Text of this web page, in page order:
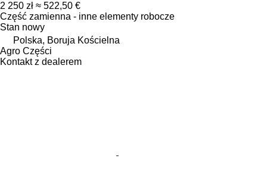
2 250 zł ≈ 522,50 €
Część zamienna - inne elementy robocze
Stan nowy
Polska, Boruja Kościelna
Agro Części
Kontakt z dealerem